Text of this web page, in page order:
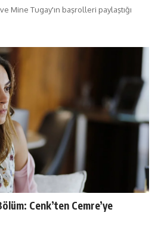
Mine Tugay'ın başrolleri paylaştığı
Cenk’ten Cemre’ye